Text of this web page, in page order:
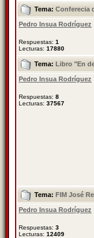
Tema: Conferecia
Pedro Insua Rodríguez
Respuestas: 1
Lecturas: 17880
Tema: Libro "En
Pedro Insua Rodríguez
Respuestas: 8
Lecturas: 37567
Tema: FIM José
Pedro Insua Rodríguez
Respuestas: 3
Lecturas: 12409